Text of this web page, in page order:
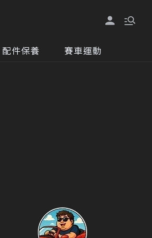
配件保養 賽車運動